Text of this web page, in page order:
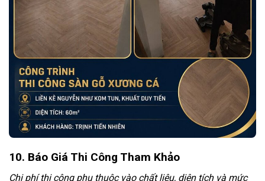
10. Báo Giá Thi Công Tham Khảo
Chi phí thi công phụ thuộc vào chất liệu, diện tích và mức